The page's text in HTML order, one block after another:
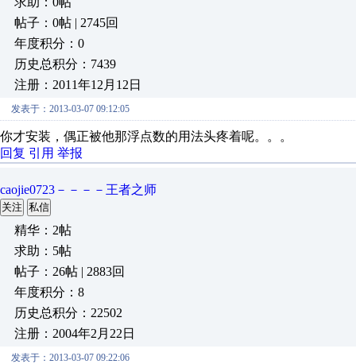
帖子：0帖 | 2745回
年度积分：0
历史总积分：7439
注册：2011年12月12日
发表于：2013-03-07 09:12:05
你才安装，偶正被他那浮点数
回复 引用 举报
caojie0723－－－－王者之师
关注 私信
精华：2帖
求助：5帖
帖子：26帖 | 2883回
年度积分：8
历史总积分：22502
注册：2004年2月22日
发表于：2013-03-07 09:22:06